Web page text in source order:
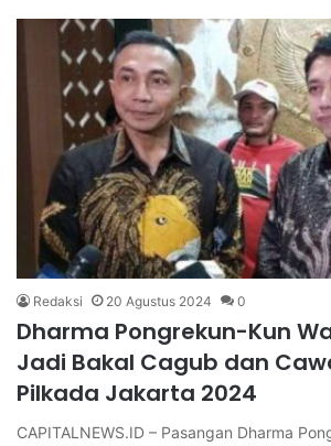
Redaksi 20 Agustus 2024 0
Dharma Pongrekun-Kun
Jadi Bakal Cagub dan
Pilkada Jakarta 2024
CAPITALNEWS.ID – Pasangan Dharma